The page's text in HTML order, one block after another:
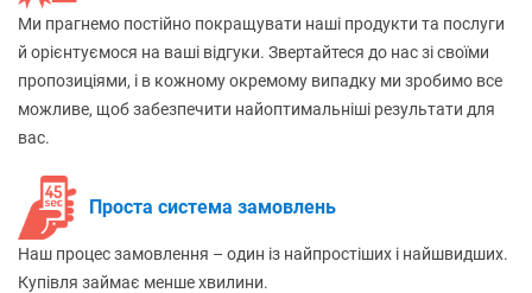
Ми прагнемо постійно покращувати наші продукти та послуги
й орієнтуємося на ваші відгуки. Звертайтеся до нас зі своїми
пропозиціями, і в кожному окремому випадку ми зробимо все
можливе, щоб забезпечити найоптимальніші результати для
вас.
Проста система замовлень
Наш процес замовлення – один із найпростіших і найшвидших.
Купівля займає менше хвилини.